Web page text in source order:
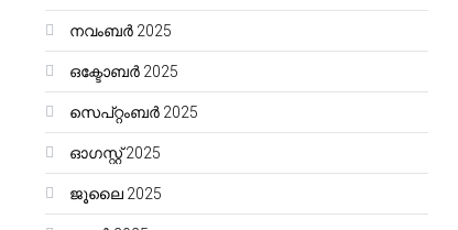
നവംബർ 2025
ഒക്ടോബർ 2025
സെപ്റ്റംബർ 2025
ഓഗസ്റ്റ്‌ 2025
ജൂലൈ 2025